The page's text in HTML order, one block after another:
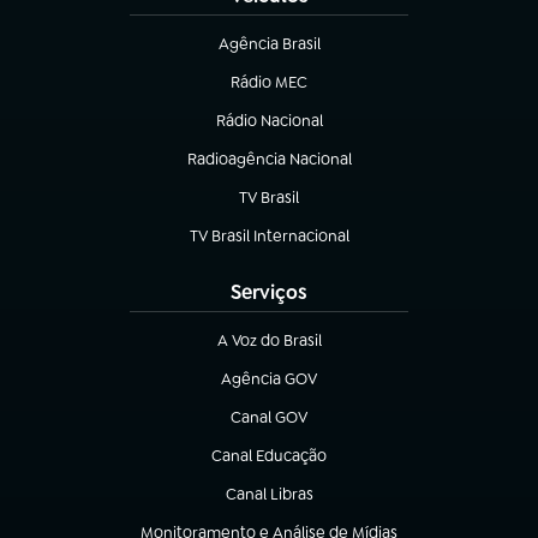
Agência Brasil
(abre em nova aba)
Rádio MEC
(abre em nova aba)
Rádio Nacional
Radioagência Nacional
(abre em nova aba)
TV Brasil
(abre em nova aba)
TV Brasil Internacional
(abre em nova aba)
Serviços
A Voz do Brasil
(abre em nova aba)
Agência GOV
(abre em nova aba)
Canal GOV
(abre em nova aba)
Canal Educação
(abre em nova aba)
Canal Libras
(abre em nova aba)
Monitoramento e Análise de Mídias